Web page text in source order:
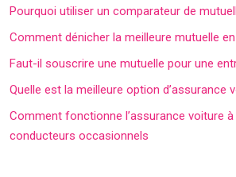
Pourquoi utiliser un comparateur de
Comment dénicher la meilleure mutuelle
Faut-il souscrire une mutuelle pour une
Quelle est la meilleure option d’assurance
Comment fonctionne l’assurance voiture
conducteurs occasionnels